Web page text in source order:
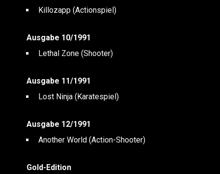
Killozapp (Actionspiel)
Ausgabe 10/1991
Lethal Zone (Shooter)
Ausgabe 11/1991
Lost Ninja (Karatespiel)
Ausgabe 12/1991
Another World (Action-Shooter)
Gold-Edition